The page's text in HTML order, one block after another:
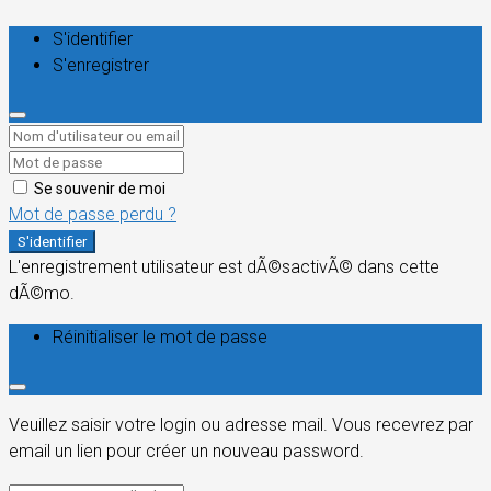
S'identifier
S'enregistrer
Se souvenir de moi
Mot de passe perdu ?
S'identifier
L'enregistrement utilisateur est dÃ©sactivÃ© dans cette
dÃ©mo.
Réinitialiser le mot de passe
Veuillez saisir votre login ou adresse mail. Vous recevrez par
email un lien pour créer un nouveau password.